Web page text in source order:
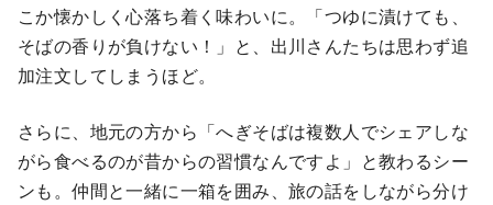
こか懐かしく心落ち着く味わいに。「つゆに漬けても、
そばの香りが負けない！」と、出川さんたちは思わず追
加注文してしまうほど。
さらに、地元の方から「へぎそばは複数人でシェアしな
がら食べるのが昔からの習慣なんですよ」と教わるシー
ンも。仲間と一緒に一箱を囲み、旅の話をしながら分け